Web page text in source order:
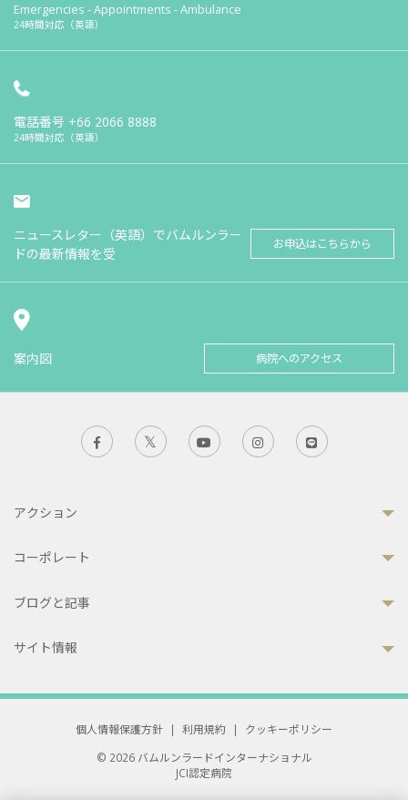
Emergencies - Appointments - Ambulance
24時間対応（英語）
電話番号 +66 2066 8888
24時間対応（英語）
ニュースレター（英語）でバムルンラー
ドの最新情報を受
お申込はこちらから
案内図 病院へのアクセス
アクション
コーポレート
ブログと記事
サイト情報
個人情報保護方針 | 利用規約 |
クッキーポリシー
© 2026 バムルンラードインターナショナル
JCI認定病院